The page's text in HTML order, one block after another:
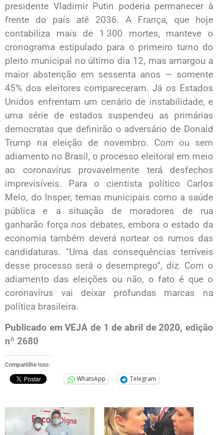
presidente Vladimir Putin poderia permanecer à
frente do país até 2036. A França, que hoje
contabiliza mais de 1 300 mortes, manteve o
cronograma estipulado para o primeiro turno do
pleito municipal no último dia 12, mas amargou a
maior abstenção em sessenta anos — somente
45% dos eleitores compareceram. Já os Estados
Unidos enfrentam um cenário de instabilidade, e
uma série de estados suspendeu as primárias
democratas que definirão o adversário de Donald
Trump na eleição de novembro. Com ou sem
adiamento no Brasil, o processo eleitoral em meio
ao coronavírus provavelmente terá desfechos
imprevisíveis. Para o cientista político Carlos
Melo, do Insper, temas municipais como a saúde
pública e a situação de moradores de rua
ganharão força nos debates, embora o estado da
economia também deverá nortear os rumos das
candidaturas. “Uma das consequências terríveis
desse processo será o desemprego”, diz. Com o
adiamento das eleições ou não, o fato é que o
coronavírus vai deixar profundas marcas na
política brasileira.
Publicado em VEJA de 1 de abril de 2020, edição
nº 2680
Compartilhe isso:
WhatsApp Telegram